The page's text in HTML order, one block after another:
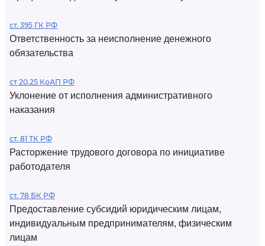
ст. 395 ГК РФ
Ответственность за неисполнение денежного
обязательства
ст 20.25 КоАП РФ
Уклонение от исполнения административного
наказания
ст. 81 ТК РФ
Расторжение трудового договора по инициативе
работодателя
ст. 78 БК РФ
Предоставление субсидий юридическим лицам,
индивидуальным предпринимателям, физическим
лицам